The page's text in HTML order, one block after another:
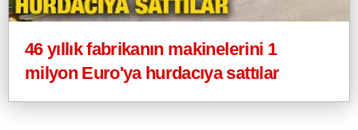
46 yıllık fabrikanın makinelerini 1
milyon Euro'ya hurdacıya sattılar